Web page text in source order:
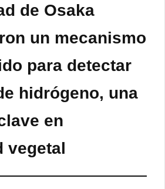
de Osaka
un mecanismo
para detectar
hidrógeno, una
en
vegetal